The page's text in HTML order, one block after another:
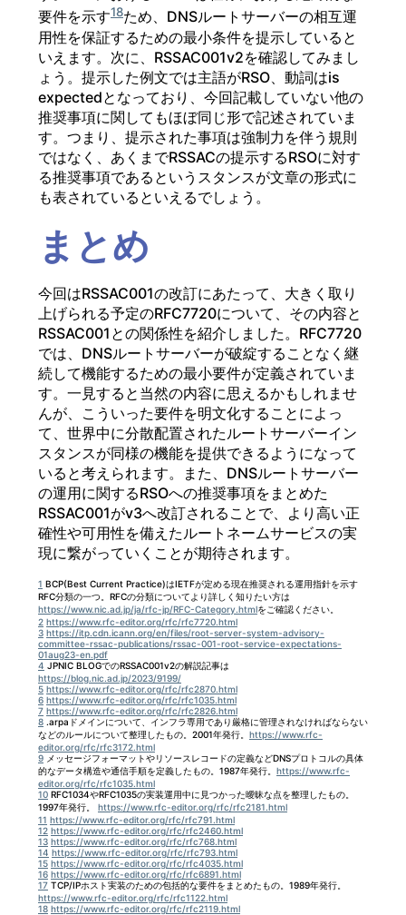
要件を示す18ため、DNSルートサーバーの相互運
用性を保証するための最小条件を提示していると
いえます。次に、RSSAC001v2を確認してみまし
ょう。提示した例文では主語がRSO、動詞はis
expectedとなっており、今回記載していない他の
推奨事項に関してもほぼ同じ形で記述されていま
す。つまり、提示された事項は強制力を伴う規則
ではなく、あくまでRSSACの提示するRSOに対す
る推奨事項であるというスタンスが文章の形式に
も表されているといえるでしょう。
まとめ
今回はRSSAC001の改訂にあたって、大きく取り
上げられる予定のRFC7720について、その内容と
RSSAC001との関係性を紹介しました。RFC7720
では、DNSルートサーバーが破綻することなく継
続して機能するための最小要件が定義されていま
す。一見すると当然の内容に思えるかもしれませ
んが、こういった要件を明文化することによっ
て、世界中に分散配置されたルートサーバーイン
スタンスが同様の機能を提供できるようになって
いると考えられます。また、DNSルートサーバー
の運用に関するRSOへの推奨事項をまとめた
RSSAC001がv3へ改訂されることで、より高い正
確性や可用性を備えたルートネームサービスの実
現に繋がっていくことが期待されます。
1 BCP(Best Current Practice)はIETFが定める現在推奨される運用指針を示す
RFC分類の一つ。RFCの分類についてより詳しく知りたい方は
https://www.nic.ad.jp/ja/rfc-jp/RFC-Category.htmlをご確認ください。
2 https://www.rfc-editor.org/rfc/rfc7720.html
3 https://itp.cdn.icann.org/en/files/root-server-system-advisory-
committee-rssac-publications/rssac-001-root-service-expectations-
01aug23-en.pdf
4 JPNIC BLOGでのRSSAC001v2の解説記事は
https://blog.nic.ad.jp/2023/9199/
5 https://www.rfc-editor.org/rfc/rfc2870.html
6 https://www.rfc-editor.org/rfc/rfc1035.html
7 https://www.rfc-editor.org/rfc/rfc2826.html
8 .arpaドメインについて、インフラ専用であり厳格に管理されなければならない
などのルールについて整理したもの。2001年発行。 https://www.rfc-
editor.org/rfc/rfc3172.html
9 メッセージフォーマットやリソースレコードの定義などDNSプロトコルの具体
的なデータ構造や通信手順を定義したもの。1987年発行。 https://www.rfc-
editor.org/rfc/rfc1035.html
10 RFC1034やRFC1035の実装運用中に見つかった曖昧な点を整理したもの。
1997年発行。 https://www.rfc-editor.org/rfc/rfc2181.html
11 https://www.rfc-editor.org/rfc/rfc791.html
12 https://www.rfc-editor.org/rfc/rfc2460.html
13 https://www.rfc-editor.org/rfc/rfc768.html
14 https://www.rfc-editor.org/rfc/rfc793.html
15 https://www.rfc-editor.org/rfc/rfc4035.html
16 https://www.rfc-editor.org/rfc/rfc6891.html
17 TCP/IPホスト実装のための包括的な要件をまとめたもの。1989年発行。
https://www.rfc-editor.org/rfc/rfc1122.html
18 https://www.rfc-editor.org/rfc/rfc2119.html